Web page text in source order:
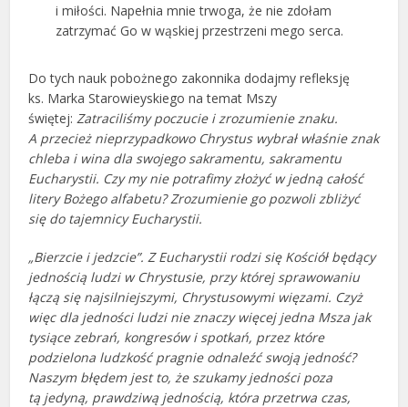
i miłości. Napełnia mnie trwoga, że nie zdołam
zatrzymać Go w wąskiej przestrzeni mego serca.
Do tych nauk pobożnego zakonnika dodajmy refleksję
ks. Marka Starowieyskiego na temat Mszy
świętej: Zatraciliśmy poczucie i zrozumienie znaku.
A przecież nieprzypadkowo Chrystus wybrał właśnie znak
chleba i wina dla swojego sakramentu, sakramentu
Eucharystii. Czy my nie potrafimy złożyć w jedną całość
litery Bożego alfabetu? Zrozumienie go pozwoli zbliżyć
się do tajemnicy Eucharystii.
„Bierzcie i jedzcie”. Z Eucharystii rodzi się Kościół będący
jednością ludzi w Chrystusie, przy której sprawowaniu
łączą się najsilniejszymi, Chrystusowymi więzami. Czyż
więc dla jedności ludzi nie znaczy więcej jedna Msza jak
tysiące zebrań, kongresów i spotkań, przez które
podzielona ludzkość pragnie odnaleźć swoją jedność?
Naszym błędem jest to, że szukamy jedności poza
tą jedyną, prawdziwą jednością, która przetrwa czas,